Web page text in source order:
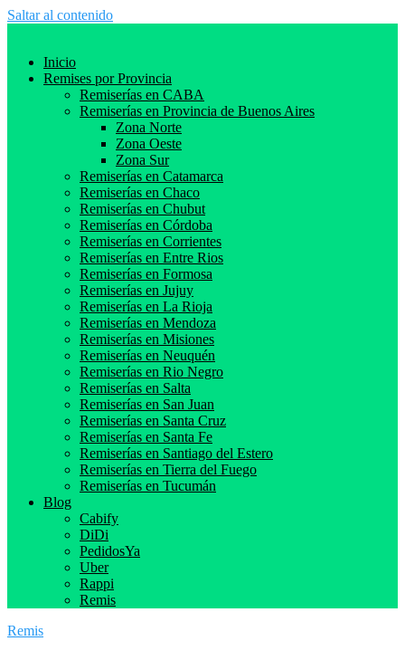
Saltar al contenido
Inicio
Remises por Provincia
Remiserías en CABA
Remiserías en Provincia de Buenos Aires
Zona Norte
Zona Oeste
Zona Sur
Remiserías en Catamarca
Remiserías en Chaco
Remiserías en Chubut
Remiserías en Córdoba
Remiserías en Corrientes
Remiserías en Entre Rios
Remiserías en Formosa
Remiserías en Jujuy
Remiserías en La Rioja
Remiserías en Mendoza
Remiserías en Misiones
Remiserías en Neuquén
Remiserías en Rio Negro
Remiserías en Salta
Remiserías en San Juan
Remiserías en Santa Cruz
Remiserías en Santa Fe
Remiserías en Santiago del Estero
Remiserías en Tierra del Fuego
Remiserías en Tucumán
Blog
Cabify
DiDi
PedidosYa
Uber
Rappi
Remis
Remis